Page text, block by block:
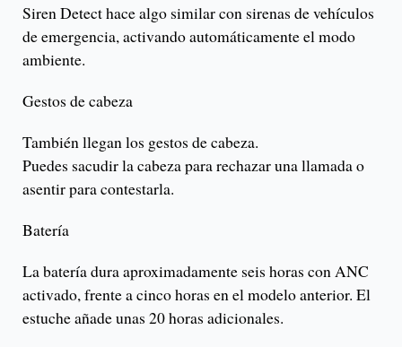
Siren Detect hace algo similar con sirenas de vehículos
de emergencia, activando automáticamente el modo
ambiente.
Gestos de cabeza
También llegan los gestos de cabeza.
Puedes sacudir la cabeza para rechazar una llamada o
asentir para contestarla.
Batería
La batería dura aproximadamente seis horas con ANC
activado, frente a cinco horas en el modelo anterior. El
estuche añade unas 20 horas adicionales.